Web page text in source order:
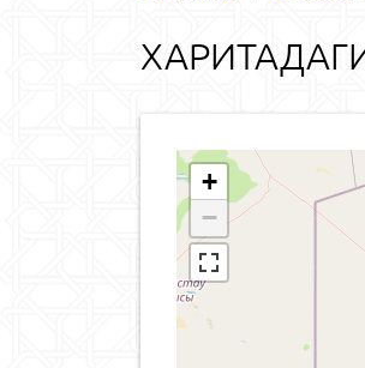
+
−